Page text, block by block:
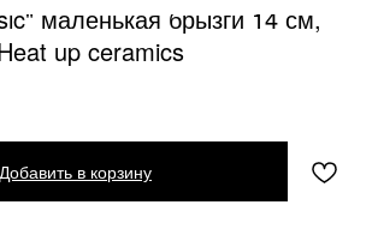
маленькая брызги 14 см,
up ceramics
Добавить в корзину